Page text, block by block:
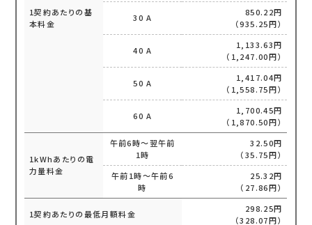
1契約あたりの基
本料金
30 A
850.22円
（935.25円）
40 A
1,133.63円
（1,247.00円）
50 A
1,417.04円
（1,558.75円）
60 A
1,700.45円
（1,870.50円）
1kWhあたりの電
力量料金
午前6時～翌午前
1時
32.50円
（35.75円）
午前1時～午前6
時
25.32円
（27.86円）
1契約あたりの最低月額料金
298.25円
（328.07円）